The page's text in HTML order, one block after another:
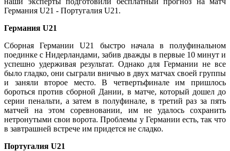
Германия U21 - Португалия U21.
Германия U21
Сборная Германии U21 быстро начала в полуфинальном
поединке с Нидерландами, забив дважды в первые 10 минут и
успешно удерживая результат. Однако для Германии не все
было гладко, они сыграли вничью в двух матчах своей группы
и заняли второе место. В четвертьфинале им пришлось
бороться против сборной Дании, в матче, который дошел до
серии пенальти, а затем в полуфинале, в третий раз за пять
матчей на этом соревновании, им не удалось сохранить
нетронутыми свои ворота. Проблемы у Германии есть, так что
в завтрашней встрече им придется не сладко.
Португалия U21